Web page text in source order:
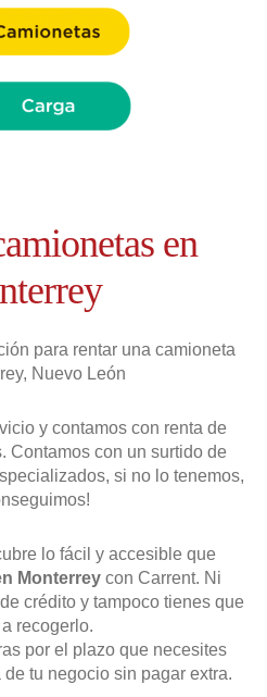
en
para rentar una camioneta
Nuevo León
y contamos con renta de
Contamos con un surtido de
si no lo tenemos,
lo fácil y accesible que
Monterrey con Carrent. Ni
crédito y tampoco tienes que
recogerlo.
por el plazo que necesites
tu negocio sin pagar extra.